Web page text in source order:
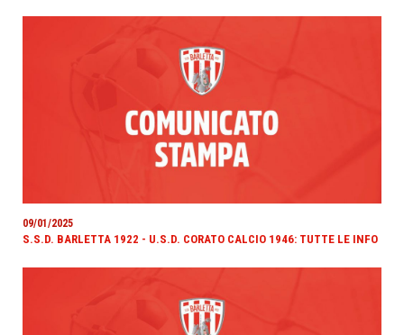
09/01/2025
S.S.D. BARLETTA 1922 - U.S.D. CORATO CALCIO 1946: TUTTE LE INFO